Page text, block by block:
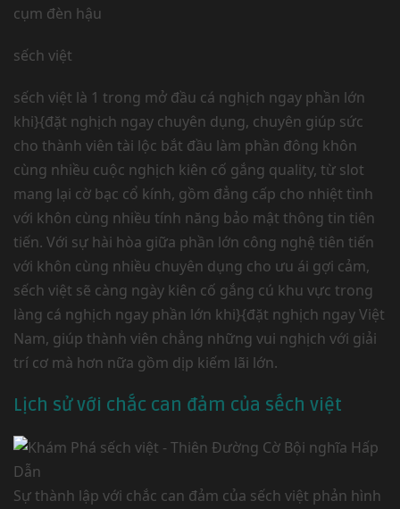
cụm đèn hậu
sếch việt
sếch việt là 1 trong mở đầu cá nghịch ngay phần lớn
khi}{đặt nghịch ngay chuyên dụng, chuyên giúp sức
cho thành viên tài lộc bắt đầu làm phần đông khôn
cùng nhiều cuộc nghịch kiên cố gắng quality, từ slot
mang lại cờ bạc cổ kính, gồm đẳng cấp cho nhiệt tình
với khôn cùng nhiều tính năng bảo mật thông tin tiên
tiến. Với sự hài hòa giữa phần lớn công nghệ tiên tiến
với khôn cùng nhiều chuyên dụng cho ưu ái gợi cảm,
sếch việt sẽ càng ngày kiên cố gắng cú khu vực trong
làng cá nghịch ngay phần lớn khi}{đặt nghịch ngay Việt
Nam, giúp thành viên chẳng những vui nghịch với giải
trí cơ mà hơn nữa gồm dịp kiếm lãi lớn.
Lịch sử với chắc can đảm của sếch việt
Sự thành lập với chắc can đảm của sếch việt phản hình